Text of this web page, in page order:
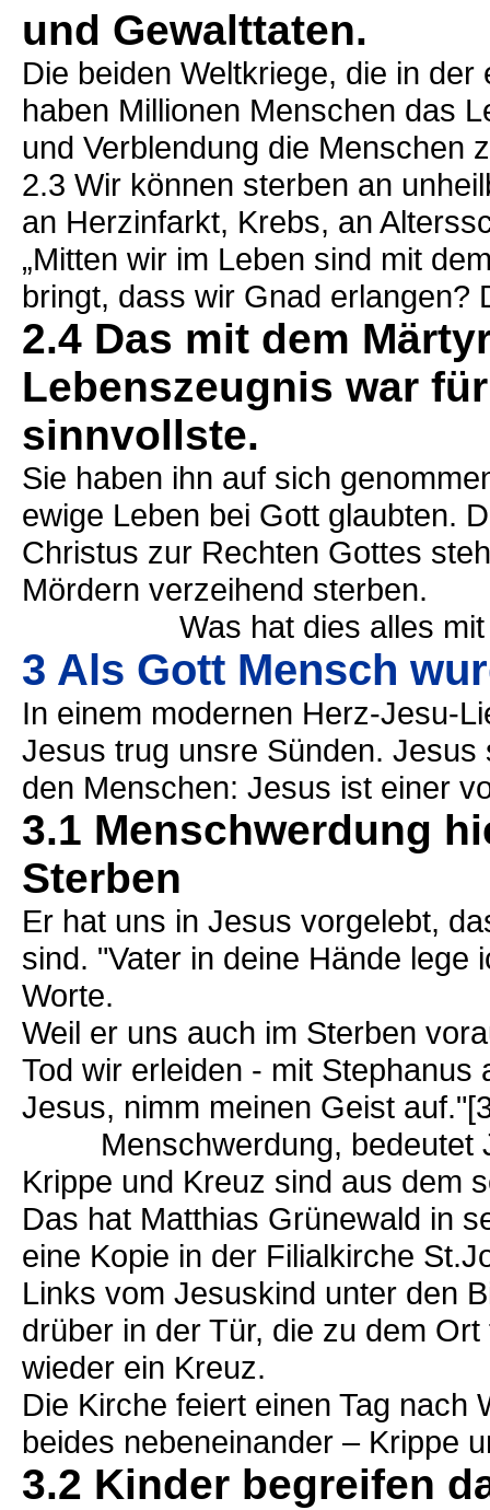
und Gewalttaten.
Die beiden Weltkriege, die in
haben Millionen Menschen das
und Verblendung die
2.3 Wir können sterben an
an Herzinfarkt, Krebs, an
„Mitten wir im Leben sind mit
bringt, dass wir Gnad erlangen?
2.4 Das mit dem
Lebenszeugnis war
sinnvollste.
Sie haben ihn auf sich
ewige Leben bei Gott glaubten.
Christus zur Rechten Gottes
Mördern verzeihend sterben.
Was hat dies alles mit
3 Als Gott Mensch
In einem modernen Herz-Jesu-
Jesus trug unsre Sünden.
den Menschen: Jesus ist einer
3.1 Menschwerdung
Sterben
Er hat uns in Jesus vorgelebt,
sind. "Vater in deine Hände lege
Worte.
Weil er uns auch im Sterben
Tod wir erleiden - mit
Jesus, nimm meinen Geist
Menschwerdung, bedeutet
Krippe und Kreuz sind aus dem
Das hat Matthias Grünewald in
eine Kopie in der Filialkirche
Links vom Jesuskind unter den
drüber in der Tür, die zu dem
wieder ein Kreuz.
Die Kirche feiert einen Tag nach
beides nebeneinander – Krippe
3.2 Kinder begreifen